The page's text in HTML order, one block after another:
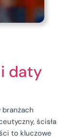
daty
branżach
ścisła
to kluczowe